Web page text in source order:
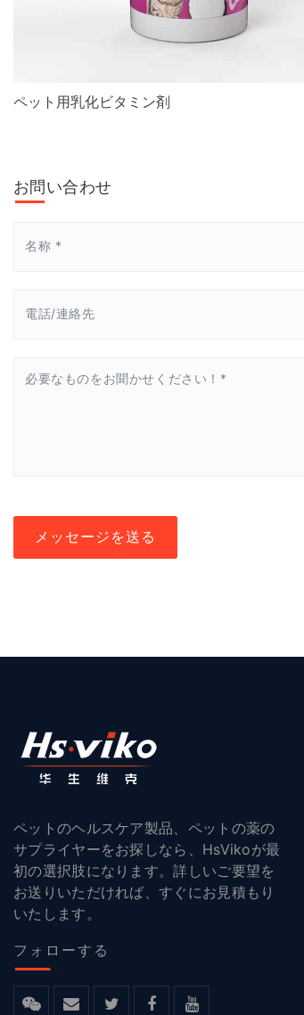
ペット用乳化ビタミン剤
お問い合わせ
メッセージを送る
ペットのヘルスケア製品、ペットの薬の
サプライヤーをお探しなら、HsVikoが最
初の選択肢になります。詳しいご要望を
お送りいただければ、すぐにお見積もり
いたします。
フォローする